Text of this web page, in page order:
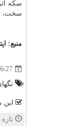
سکه
سخت،
منبع:
27